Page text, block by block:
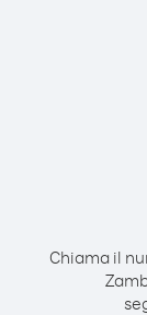
Chiama il